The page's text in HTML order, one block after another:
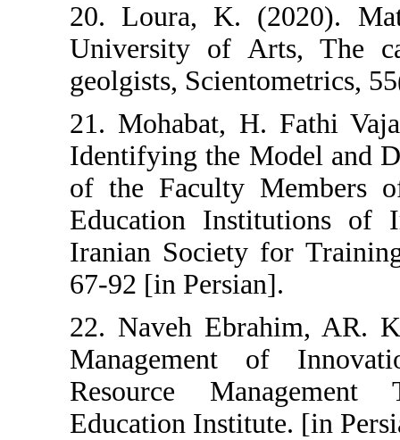
20. Loura, K.
University of
geolgists,
21. Mohabat, H.
Identifying the
of the Faculty
Education
Iranian Society for
67-92 [in Persian].
22. Naveh
Management of
Resource
Education Institute.